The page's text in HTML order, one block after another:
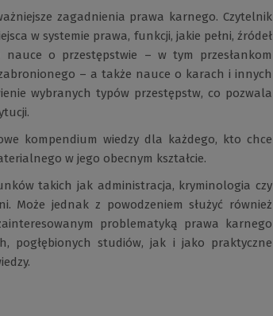
zagadnienia prawa karnego. Czytelnik
w systemie prawa, funkcji, jakie pełni, źródeł
nauce o przestępstwie – w tym przesłankom
– a także nauce o karach i innych
wybranych typów przestępstw, co pozwala
kompendium wiedzy dla każdego, kto chce
w jego obecnym kształcie.
takich jak administracja, kryminologia czy
Może jednak z powodzeniem służyć również
problematyką prawa karnego
pogłębionych studiów, jak i jako praktyczne